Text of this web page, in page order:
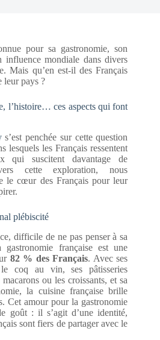
pour sa gastronomie, son
influence mondiale dans divers
Mais qu’en est-il des Français
leur pays ?
l’histoire… ces aspects qui font
s’est penchée sur cette question
lesquels les Français ressentent
suscitent davantage de
cette exploration, nous
le cœur des Français pour leur
plébiscité
difficile de ne pas penser à sa
gastronomie française est une
82 % des Français. Avec ses
coq au vin, ses pâtisseries
ou les croissants, et sa
la cuisine française brille
Cet amour pour la gastronomie
goût : il s’agit d’une identité,
sont fiers de partager avec le